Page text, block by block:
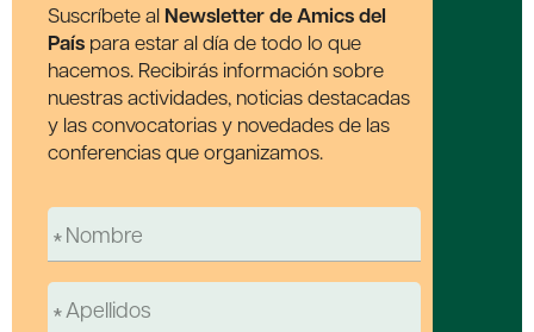
Suscríbete al Newsletter de Amics del
País para estar al día de todo lo que
hacemos. Recibirás información sobre
nuestras actividades, noticias destacadas
y las convocatorias y novedades de las
conferencias que organizamos.